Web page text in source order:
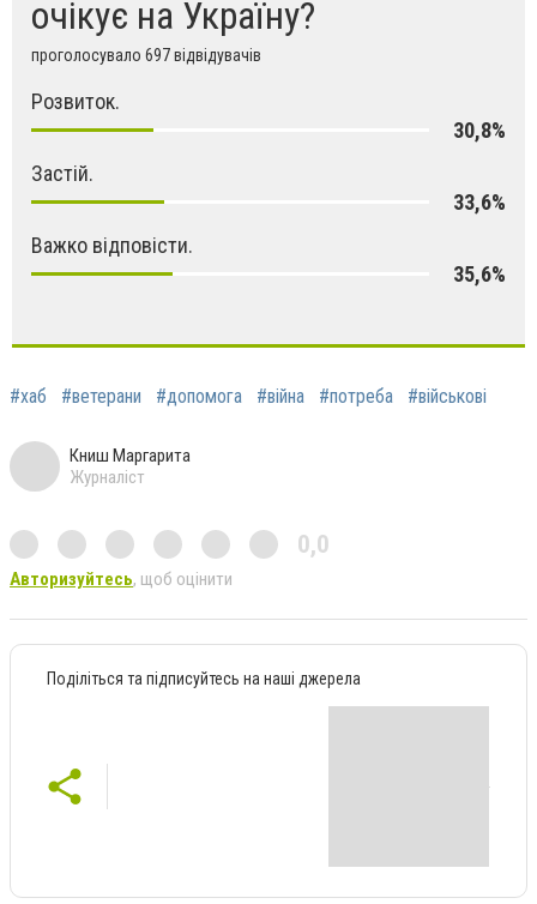
очікує на Україну?
проголосувало 697 відвідувачів
Розвиток.
30,8%
Застій.
33,6%
Важко відповісти.
35,6%
#хаб #ветерани #допомога #війна #потреба #військові
Книш Маргарита
Журналіст
0,0
Авторизуйтесь, щоб оцінити
Поділіться та підписуйтесь на наші джерела